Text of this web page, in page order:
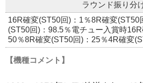
ラウンド振り分
16R確変(ST50回)：1％8R確変(ST50
(ST50回)：98.5％電チュー入賞時16R
50％8R確変(ST50回)：25％4R確変
【機種コメント】